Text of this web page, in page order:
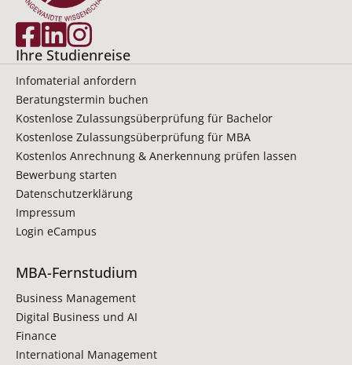
Ihre Studienreise
Infomaterial anfordern
Beratungstermin buchen
Kostenlose Zulassungsüberprüfung für Bachelor
Kostenlose Zulassungsüberprüfung für MBA
Kostenlos Anrechnung & Anerkennung prüfen lassen
Bewerbung starten
Datenschutzerklärung
Impressum
Login eCampus
MBA-Fernstudium
Business Management
Digital Business und AI
Finance
International Management